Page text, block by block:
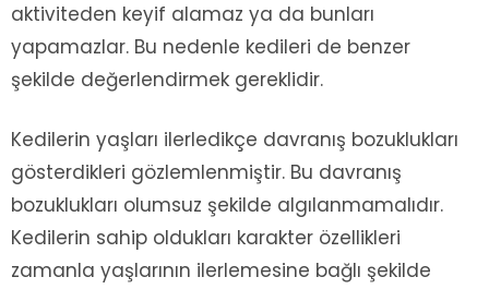
aktiviteden keyif alamaz ya da bunları
yapamazlar. Bu nedenle kedileri de benzer
şekilde değerlendirmek gereklidir.
Kedilerin yaşları ilerledikçe davranış bozuklukları
gösterdikleri gözlemlenmiştir. Bu davranış
bozuklukları olumsuz şekilde algılanmamalıdır.
Kedilerin sahip oldukları karakter özellikleri
zamanla yaşlarının ilerlemesine bağlı şekilde